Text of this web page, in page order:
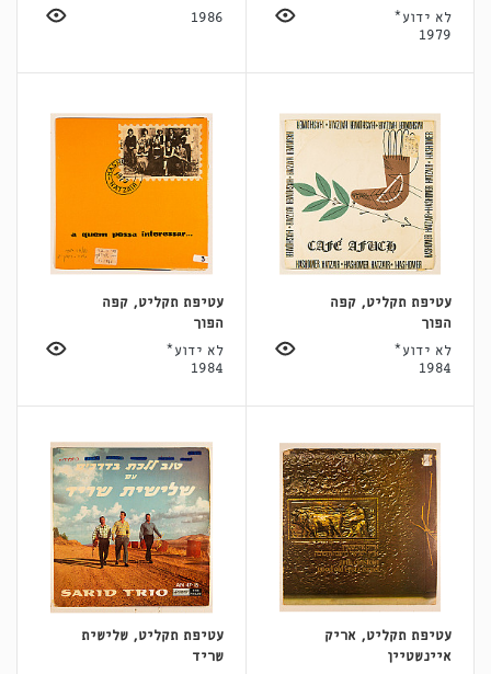
לא ידוע*
1979
1986
עטיפת תקליט, קפה
הפוך
לא ידוע*
1984
עטיפת תקליט, קפה
הפוך
לא ידוע*
1984
עטיפת תקליט, אריק
איינשטיין
עטיפת תקליט, שלישית
שריד